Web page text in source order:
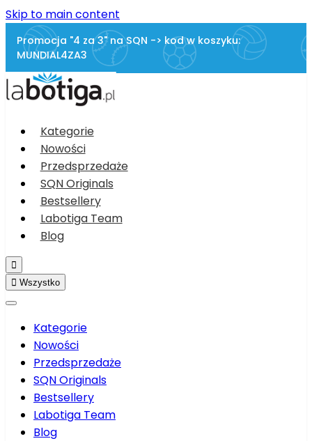
Skip to main content
Promocja "4 za 3" na SQN -> kod w koszyku:
MUNDIAL4ZA3
Kategorie
Nowości
Przedsprzedaże
SQN Originals
Bestsellery
Labotiga Team
Blog

 Wszystko
Kategorie
Nowości
Przedsprzedaże
SQN Originals
Bestsellery
Labotiga Team
Blog